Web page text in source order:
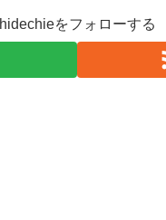
hidechieをフォローする